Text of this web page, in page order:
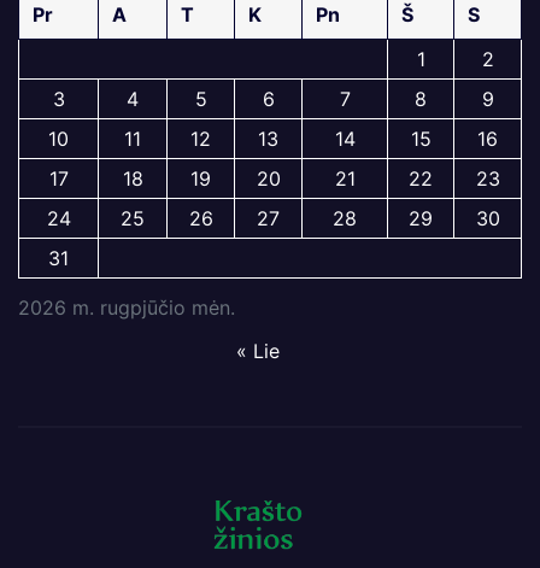
2026 m. rugpjūčio mėn.
Pr A T K Pn Š
S
1
2
3
4 5 6 7 8
9
10
11 12 13 14 15
16
17
18 19 20 21 22
23
24
25 26 27 28 29
30
31
« Lie